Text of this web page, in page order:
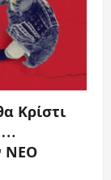
Κρίστι
…
ΝΕΟ